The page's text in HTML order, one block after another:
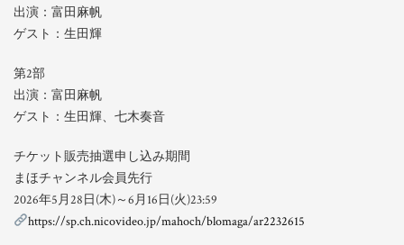
出演：富田麻帆
ゲスト：生田輝
第2部
出演：富田麻帆
ゲスト：生田輝、七木奏音
チケット販売抽選申し込み期間
まほチャンネル会員先行
2026年5月28日(木)～6月16日(火)23:59
https://sp.ch.nicovideo.jp/mahoch/blomaga/ar2232615